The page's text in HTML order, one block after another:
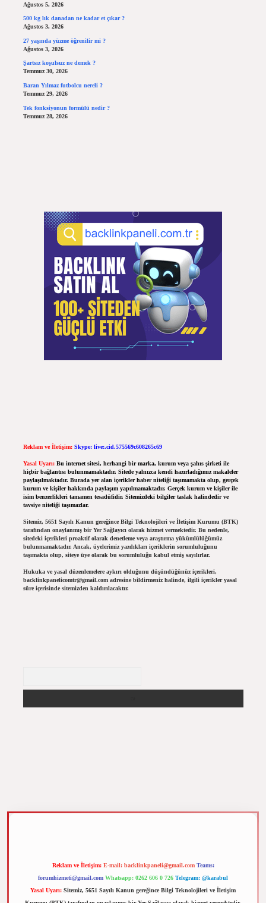
Ağustos 5, 2026
500 kg lık danadan ne kadar et çıkar ?
Ağustos 3, 2026
27 yaşında yüzme öğrenilir mi ?
Ağustos 3, 2026
Şartsız koşulsuz ne demek ?
Temmuz 30, 2026
Baran Yılmaz futbolcu nereli ?
Temmuz 29, 2026
Tek fonksiyonun formülü nedir ?
Temmuz 28, 2026
Reklam ve İletişim: Skype: live:.cid.575569c608265c69
Yasal Uyarı: Bu internet sitesi, herhangi bir marka, kurum veya şahıs şirketi ile
hiçbir bağlantısı bulunmamaktadır. Sitede yalnızca kendi hazırladığımız makaleler
paylaşılmaktadır. Burada yer alan içerikler haber niteliği taşımamakta olup, gerçek
kurum ve kişiler hakkında paylaşım yapılmamaktadır. Gerçek kurum ve kişiler ile
isim benzerlikleri tamamen tesadüfidir. Sitemizdeki bilgiler taslak halindedir ve
tavsiye niteliği taşımazlar.
Sitemiz, 5651 Sayılı Kanun gereğince Bilgi Teknolojileri ve İletişim Kurumu (BTK)
tarafından onaylanmış bir Yer Sağlayıcı olarak hizmet vermektedir. Bu nedenle,
sitedeki içerikleri proaktif olarak denetleme veya araştırma yükümlülüğümüz
bulunmamaktadır. Ancak, üyelerimiz yazdıkları içeriklerin sorumluluğunu
taşımakta olup, siteye üye olarak bu sorumluluğu kabul etmiş sayılırlar.
Hukuka ve yasal düzenlemelere aykırı olduğunu düşündüğünüz içerikleri,
backlinkpanelicomtr@gmail.comadresine bildirmeniz halinde, ilgili içerikler yasal
süre içerisinde sitemizden kaldırılacaktır.
Reklam ve İletişim: E-mail: backlinkpaneli@gmail.com Teams:
forumhizmeti@gmail.com Whatsapp: 0262 606 0 726 Telegram: @karabul
Yasal Uyarı: Sitemiz, 5651 Sayılı Kanun gereğince Bilgi Teknolojileri ve İletişim